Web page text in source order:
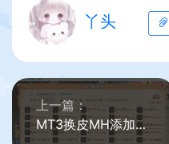
丫头
上一篇：
MT3换皮MH添加尊享挂机功能教程+添加挂机地图刷怪教程+视频教程